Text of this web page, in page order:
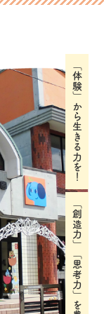
「体験」から生きる力を！
「創造力」「思考力」を豊かに育む